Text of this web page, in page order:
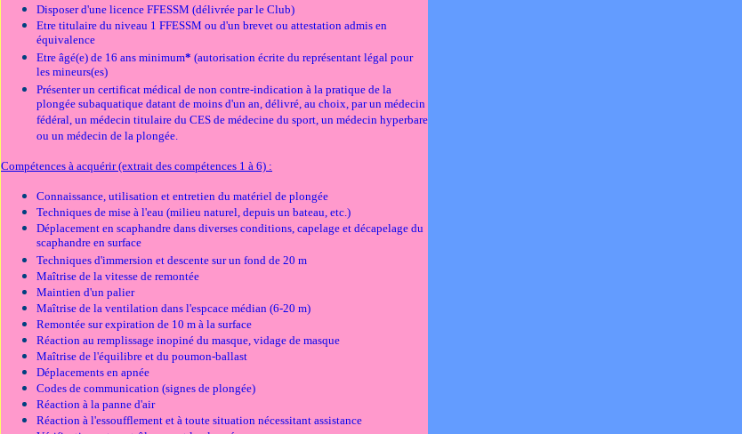
Disposer d'une licence FFESSM (délivrée par le Club)
Etre titulaire du niveau 1 FFESSM ou d'un brevet ou attestation admis en
équivalence
Etre âgé(e) de 16 ans minimum* (autorisation écrite du représentant légal pour
les mineurs(es)
Présenter un certificat médical de non contre-indication à la pratique de la
plongée subaquatique datant de moins d'un an, délivré, au choix, par un médecin
fédéral, un médecin titulaire du CES de médecine du sport, un médecin hyperbare
ou un médecin de la plongée.
Compétences à acquérir (extrait des compétences 1 à 6) :
Connaissance, utilisation et entretien du matériel de plongée
Techniques de mise à l'eau (milieu naturel, depuis un bateau, etc.)
Déplacement en scaphandre dans diverses conditions, capelage et décapelage du
scaphandre en surface
Techniques d'immersion et descente sur un fond de 20 m
Maîtrise de la vitesse de remontée
Maintien d'un palier
Maîtrise de la ventilation dans l'espcace médian (6-20 m)
Remontée sur expiration de 10 m à la surface
Réaction au remplissage inopiné du masque, vidage de masque
Maîtrise de l'équilibre et du poumon-ballast
Déplacements en apnée
Codes de communication (signes de plongée)
Réaction à la panne d'air
Réaction à l'essoufflement et à toute situation nécessitant assistance